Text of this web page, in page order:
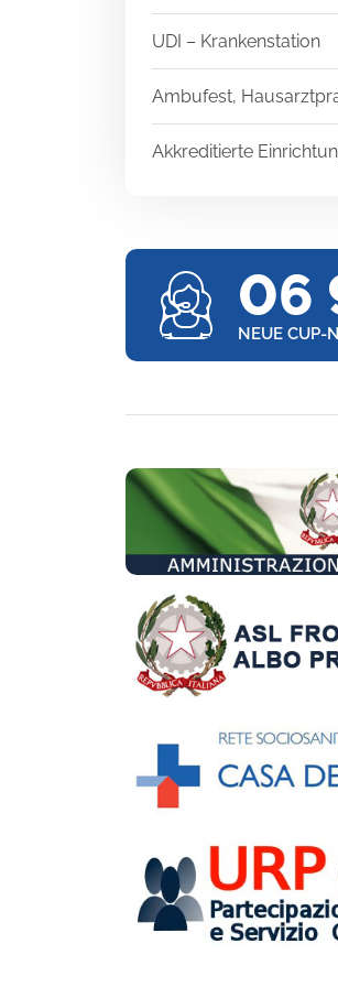
UDI – Krankenstation
Ambufest,
Akkreditierte
06
NEUE CUP-